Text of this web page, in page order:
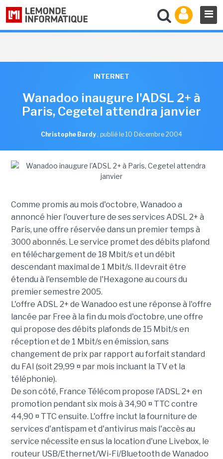
INTERNET
Wanadoo inaugure l'ADSL 2+ à
Paris, Cegetel attendra janvier
Christophe Bardy , publié le 10 Décembre 2004
Comme promis au mois d'octobre, Wanadoo a
annoncé hier l'ouverture de ses services ADSL 2+ à
Paris, une offre réservée dans un premier temps à
3000 abonnés. Le service promet des débits plafond
en téléchargement de 18 Mbit/s et un débit
descendant maximal de 1 Mbit/s. Il devrait être
étendu à l'ensemble de l'Hexagone au cours du
premier semestre 2005.
L'offre ADSL 2+ de Wanadoo est une réponse à l'offre
lancée par Free à la fin du mois d'octobre, une offre
qui propose des débits plafonds de 15 Mbit/s en
réception et de 1 Mbit/s en émission, sans
changement de prix par rapport au forfait standard
du FAI (soit 29,99 ¤ par mois incluant la TV et la
téléphonie).
De son côté, France Télécom propose l'ADSL 2+ en
promotion pendant six mois à 34,90 ¤ TTC contre
44,90 ¤ TTC ensuite. L'offre inclut la fourniture de
services d'antispam et d'antivirus mais l'accès au
service nécessite en sus la location d'une Livebox, le
routeur USB/Ethernet/Wi-Fi/Bluetooth de Wanadoo